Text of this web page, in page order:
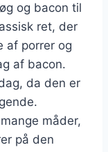
og bacon til
ret, der
af porrer og
af bacon.
da den er
måder,
på den